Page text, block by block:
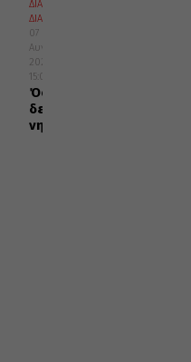
ΔΙΑΛΟΓΟΣ
ΔΙΑΦΟΡΑ
07
Αυγούστου
2026
15:02
Όσοι
δε
νηστεύουν